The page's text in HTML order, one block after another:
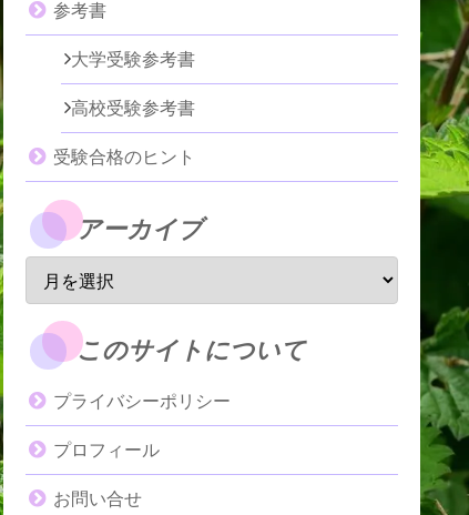
参考書
大学受験参考書
高校受験参考書
受験合格のヒント
アーカイブ
このサイトについて
プライバシーポリシー
プロフィール
お問い合せ